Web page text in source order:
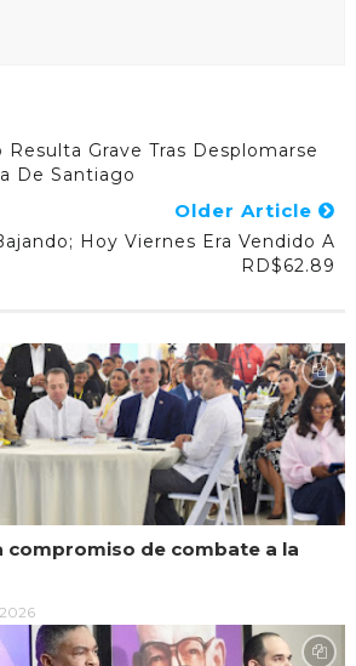
Grave Tras Desplomarse
De Santiago
Older Article
Hoy Viernes Era Vendido A
RD$62.89
compromiso de combate a la